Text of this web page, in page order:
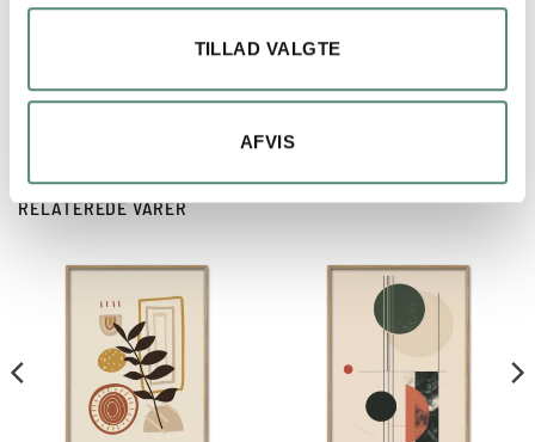
TILLAD VALGTE
AFVIS
RELATEREDE VARER